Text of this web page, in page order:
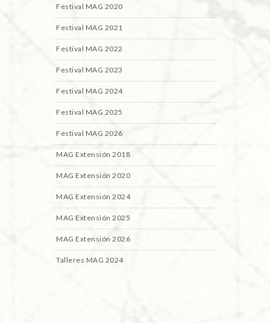
Festival MAG 2020
Festival MAG 2021
Festival MAG 2022
Festival MAG 2023
Festival MAG 2024
Festival MAG 2025
Festival MAG 2026
MAG Extensión 2018
MAG Extensión 2020
MAG Extensión 2024
MAG Extensión 2025
MAG Extensión 2026
Talleres MAG 2024